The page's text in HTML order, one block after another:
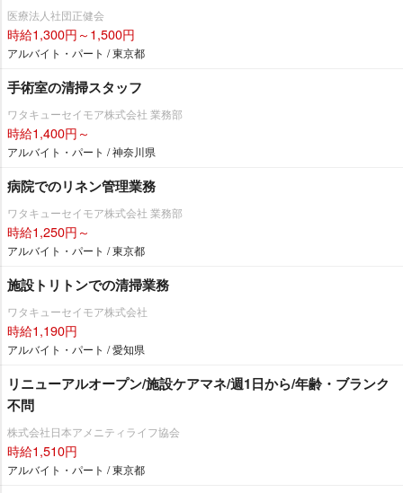
医療法人社団正健会
時給1,300円～1,500円
アルバイト・パート / 東京都
手術室の清掃スタッフ
ワタキューセイモア株式会社 業務部
時給1,400円～
アルバイト・パート / 神奈川県
病院でのリネン管理業務
ワタキューセイモア株式会社 業務部
時給1,250円～
アルバイト・パート / 東京都
施設トリトンでの清掃業務
ワタキューセイモア株式会社
時給1,190円
アルバイト・パート / 愛知県
リニューアルオープン/施設ケアマネ/週1日から/年齢・ブランク
不問
株式会社日本アメニティライフ協会
時給1,510円
アルバイト・パート / 東京都